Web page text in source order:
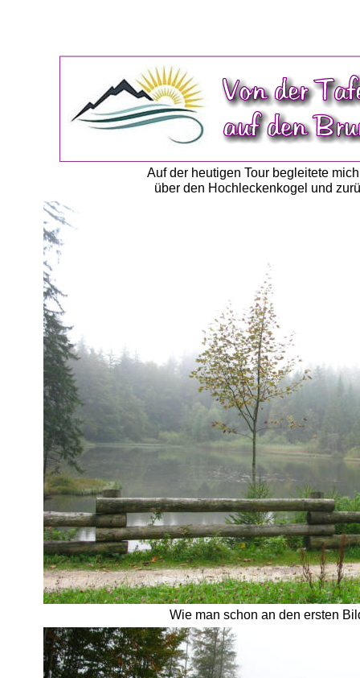
Auf der heutigen Tour begleitete
über den Hochleckenkogel und
Wie man schon an den ersten